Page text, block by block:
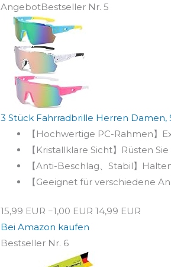
AngebotBestseller Nr. 5
3 Stück Fahrradbrille Herren Damen,
【Hochwertige PC-Rahmen】
【Kristallklare Sicht】Rüsten
【Anti-Beschlag、Stabil】
【Geeignet für verschiedene
15,99 EUR −1,00 EUR 14,99 EUR
Bei Amazon kaufen
Bestseller Nr. 6